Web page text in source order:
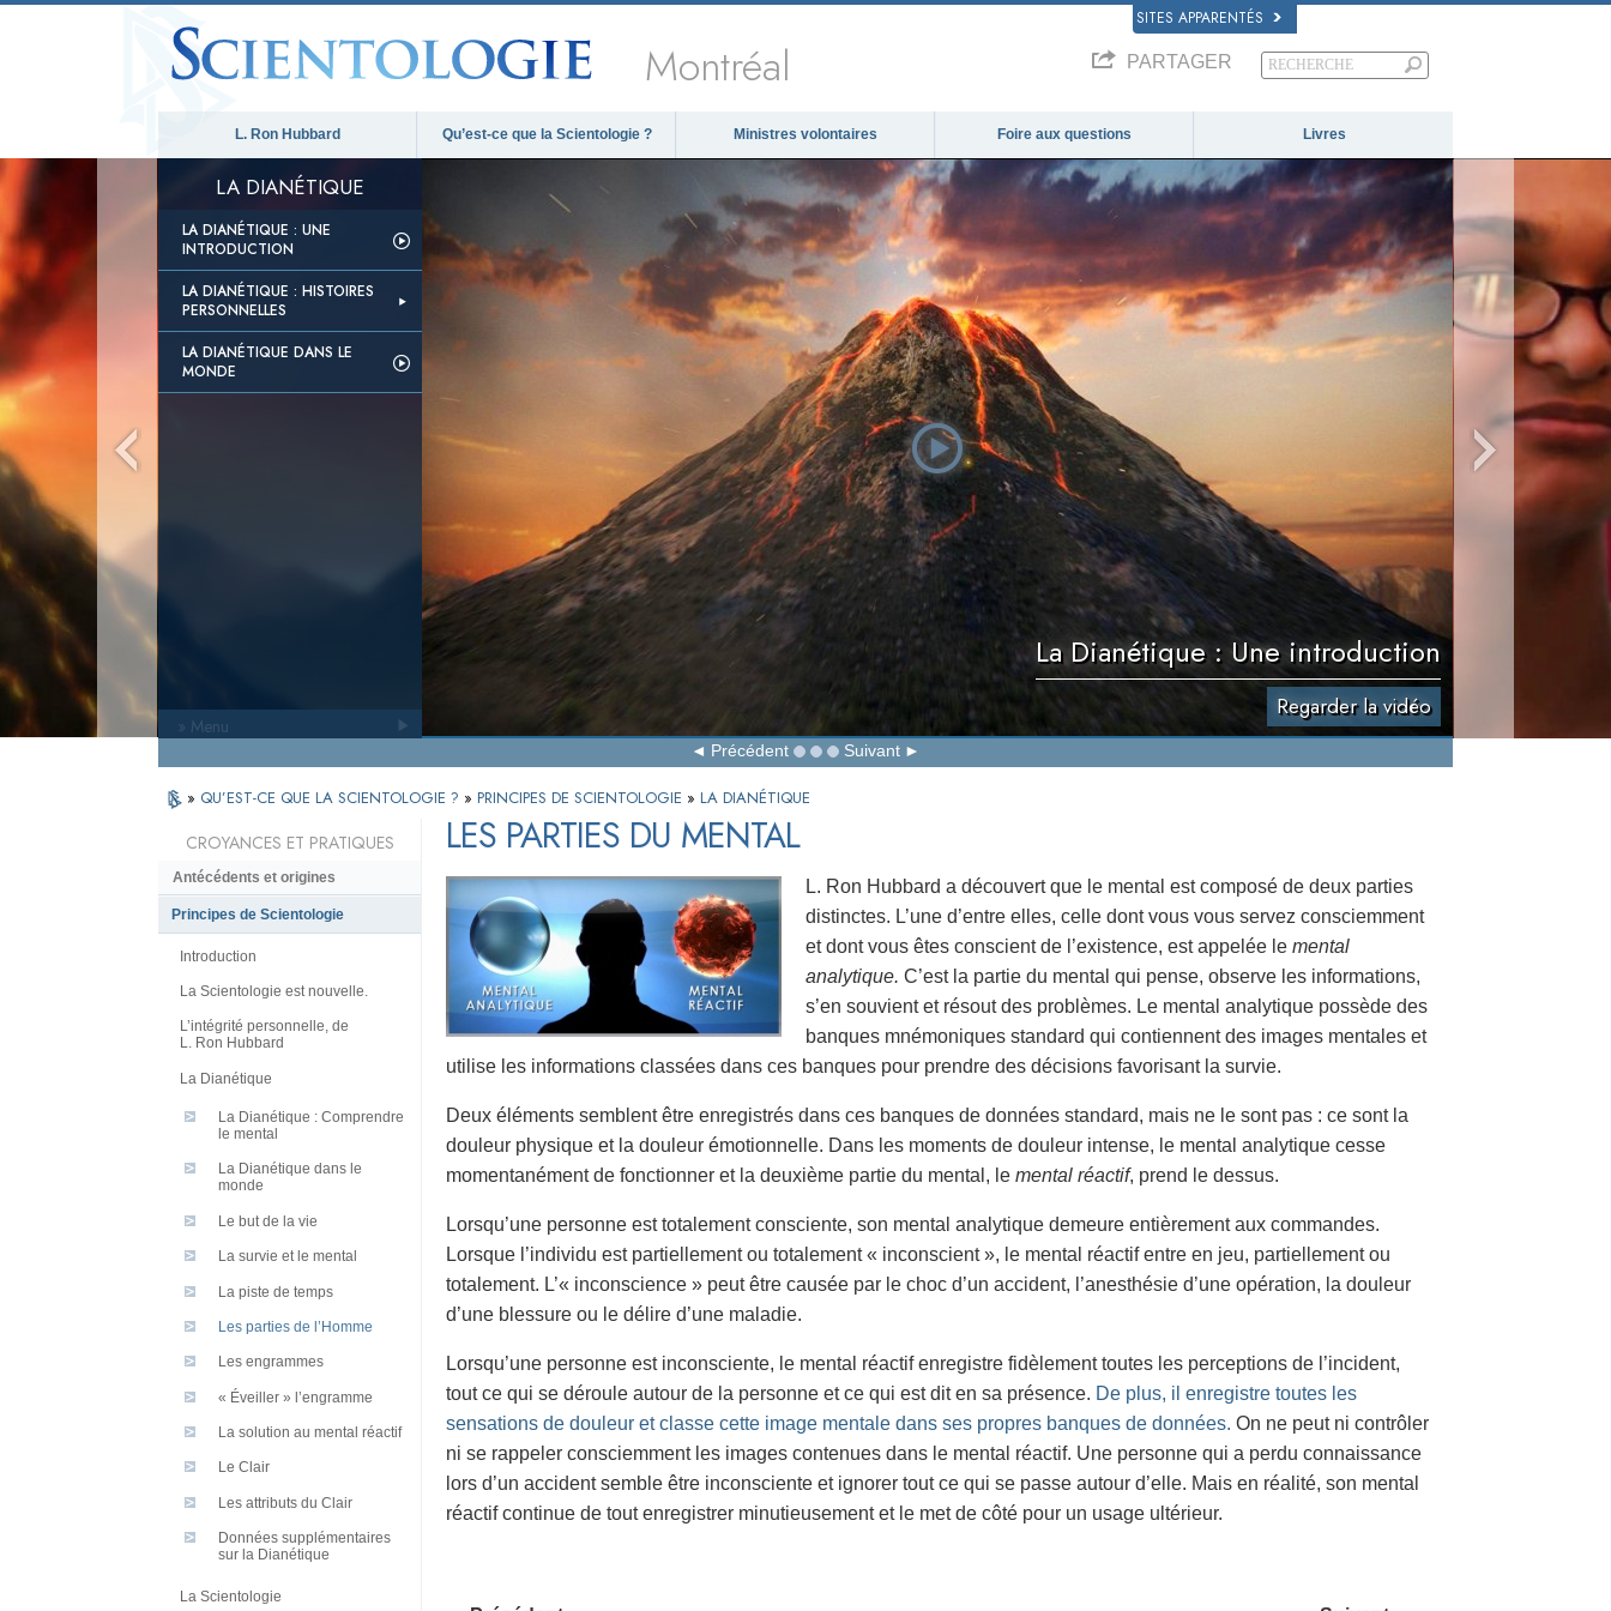
SITES APPARENTÉS
Montréal PARTAGER
L. Ron Hubbard Qu’est-ce que la Scientologie ? Ministres volontaires Foire aux questions Livres
LA DIANÉTIQUE
LA DIANÉTIQUE : UNE
INTRODUCTION
LA DIANÉTIQUE : HISTOIRES
PERSONNELLES
LA DIANÉTIQUE DANS LE
MONDE
La Dianétique : Une introduction
Regarder la vidéo
Précédent Suivant
» Menu
» QU’EST-CE QUE LA SCIENTOLOGIE ? » PRINCIPES DE SCIENTOLOGIE » LA DIANÉTIQUE
LES PARTIES DU MENTAL
L. Ron Hubbard a découvert que le mental est composé de deux parties
distinctes. L’une d’entre elles, celle dont vous vous servez consciemment
et dont vous êtes conscient de l’existence, est appelée le mental
analytique. C’est la partie du mental qui pense, observe les informations,
s’en souvient et résout des problèmes. Le mental analytique possède des
banques mnémoniques standard qui contiennent des images mentales et
utilise les informations classées dans ces banques pour prendre des décisions favorisant la survie.
Deux éléments semblent être enregistrés dans ces banques de données standard, mais ne le sont pas : ce sont la
douleur physique et la douleur émotionnelle. Dans les moments de douleur intense, le mental analytique cesse
momentanément de fonctionner et la deuxième partie du mental, le mental réactif, prend le dessus.
Lorsqu’une personne est totalement consciente, son mental analytique demeure entièrement aux commandes.
Lorsque l’individu est partiellement ou totalement « inconscient », le mental réactif entre en jeu, partiellement ou
totalement. L’« inconscience » peut être causée par le choc d’un accident, l’anesthésie d’une opération, la douleur
d’une blessure ou le délire d’une maladie.
Lorsqu’une personne est inconsciente, le mental réactif enregistre fidèlement toutes les perceptions de l’incident,
tout ce qui se déroule autour de la personne et ce qui est dit en sa présence. De plus, il enregistre toutes les
sensations de douleur et classe cette image mentale dans ses propres banques de données. On ne peut ni contrôler
ni se rappeler consciemment les images contenues dans le mental réactif. Une personne qui a perdu connaissance
lors d’un accident semble être inconsciente et ignorer tout ce qui se passe autour d’elle. Mais en réalité, son mental
réactif continue de tout enregistrer minutieusement et le met de côté pour un usage ultérieur.
CROYANCES ET PRATIQUES
Antécédents et origines
Principes de Scientologie
Introduction
La Scientologie est nouvelle.
L’intégrité personnelle, de
L. Ron Hubbard
La Dianétique
La Dianétique : Comprendre
le mental
La Dianétique dans le
monde
Le but de la vie
La survie et le mental
La piste de temps
Les parties de l’Homme
Les engrammes
« Éveiller » l’engramme
La solution au mental réactif
Le Clair
Les attributs du Clair
Données supplémentaires
sur la Dianétique
La Scientologie